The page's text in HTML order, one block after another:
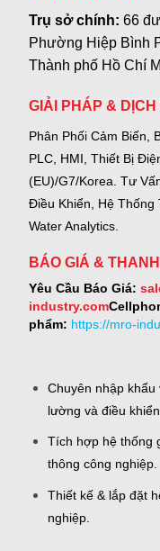
Trụ sở chính:66
Phường Hiệp Bình
Thành phố Hồ Chí
GIẢI PHÁP & DỊCH
Phân Phối Cảm Biến,
PLC, HMI, Thiết Bị
(EU)/G7/Korea. Tư
Điều Khiển, Hệ Thống
Water Analytics.
BÁO GIÁ &
Yêu Cầu Báo Giá:
industry.com
phẩm: https://mro-
Chuyên nhập
lường và điều khiển.
Tích hợp hệ thống
thông công nghiệp.
Thiết kế & lắp đặt
nghiệp.